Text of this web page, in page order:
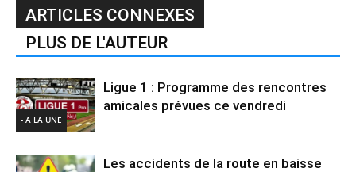
ARTICLES CONNEXES
PLUS DE L'AUTEUR
- A LA UNE
Ligue 1 : Programme des rencontres
amicales prévues ce vendredi
Les accidents de la route en baisse